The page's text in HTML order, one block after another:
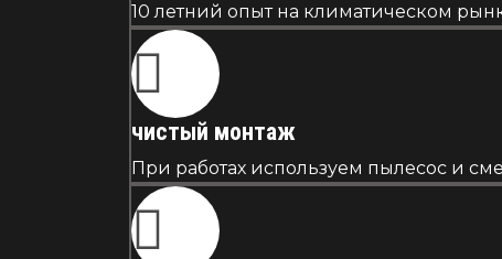
10 летний опыт на климатическом
чистый монтаж
При работах используем пылесос и